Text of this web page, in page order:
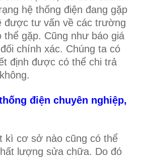
hệ thống điện đang gặp
được tư vấn về các trường
thể gặp. Cũng như báo giá
chính xác. Chúng ta có
định được có thể chi trả
điện chuyên nghiệp,
kì cơ sở nào cũng có thể
lượng sửa chữa. Do đó